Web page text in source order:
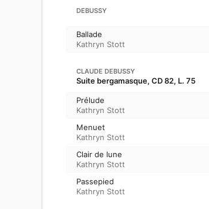
DEBUSSY
Ballade
Kathryn Stott
CLAUDE DEBUSSY
Suite bergamasque, CD 82, L. 75
Prélude
Kathryn Stott
Menuet
Kathryn Stott
Clair de lune
Kathryn Stott
Passepied
Kathryn Stott